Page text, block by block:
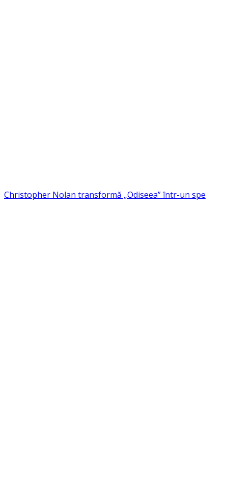
Christopher Nolan transformă „Odiseea” într-un spe